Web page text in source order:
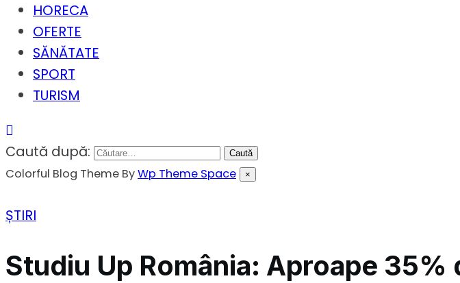
HORECA
OFERTE
SĂNĂTATE
SPORT
TURISM
Caută după:
Colorful Blog Theme ByWp Theme Space ×
ȘTIRI
Studiu Up România: Aproape